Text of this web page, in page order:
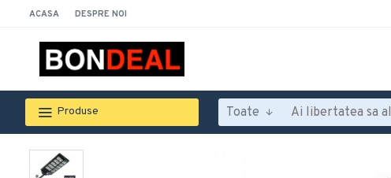
ACASA DESPRE NOI
Produse Toate